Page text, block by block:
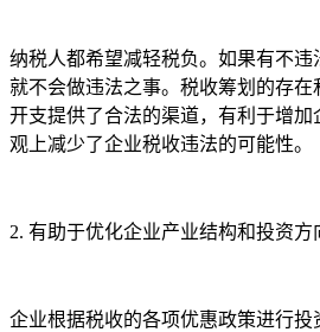
纳税人都希望减轻税负。如果有不
就不会做违法之事。税收筹划的存
开支提供了合法的渠道，有利于增
观上减少了企业税收违法的可能性。
2. 有助于优化企业产业结构和投资方
企业根据税收的各项优惠政策进行投